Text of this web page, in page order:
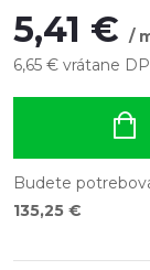
5,41 € /
6,65 € vrátane
Budete
135,25 €